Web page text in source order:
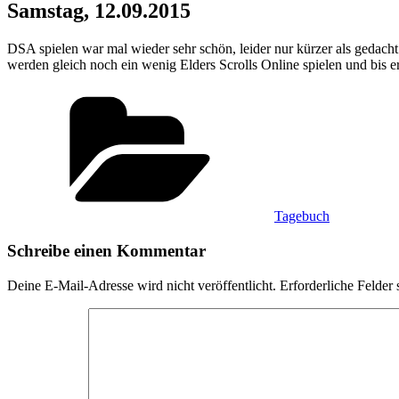
Samstag, 12.09.2015
DSA spielen war mal wieder sehr schön, leider nur kürzer als
werden gleich noch ein wenig Elders Scrolls Online spielen und bis
Tagebuch
Schreibe einen Kommentar
Deine E-Mail-Adresse wird nicht veröffentlicht. Erforderliche Felder